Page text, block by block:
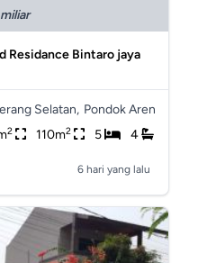
Residance Bintaro jaya
Selatan, Pondok Aren
2 110m2 5 4
6 hari yang lalu